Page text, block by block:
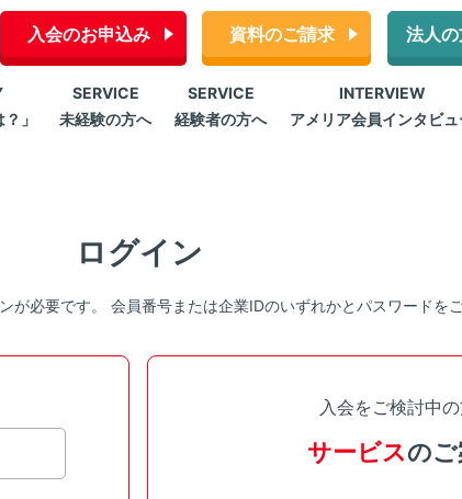
入会のお申込み 資料のご請求 法人
」
SERVICE
未経験の方へ
SERVICE
経験者の方へ
INTERVIEW
アメリア会員インタビュ
ログイン
が必要です。 会員番号または企業IDのいずれかとパスワードをご
入会をご検討中
サービスの